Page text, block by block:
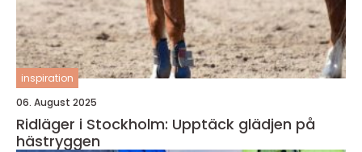
inspiration
06. August 2025
Ridläger i Stockholm: Upptäck glädjen på
hästryggen